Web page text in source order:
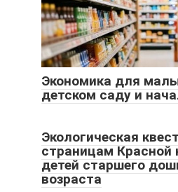
Экономика для
детском саду и
Экологическая
страницам Красной
детей старшего
возраста